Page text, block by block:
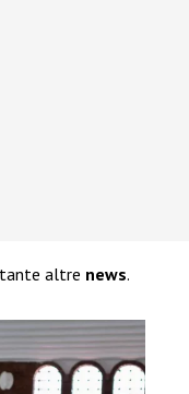
tante altre news.